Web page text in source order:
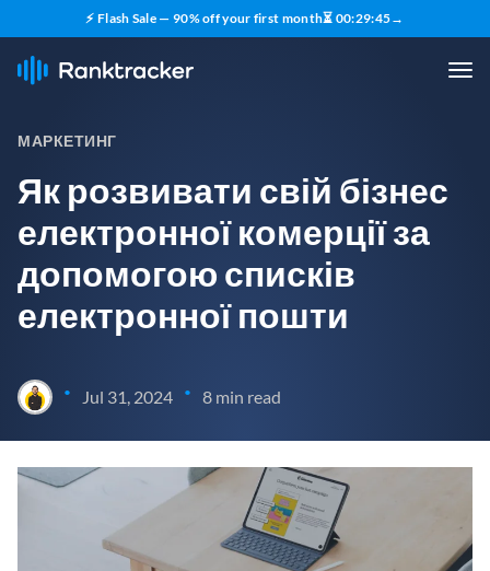
⚡ Flash Sale — 90% off your first month⏳ 00:29:44→
МАРКЕТИНГ
Як розвивати свій бізнес
електронної комерції за
допомогою списків
електронної пошти
• Jul 31, 2024 • 8 min read